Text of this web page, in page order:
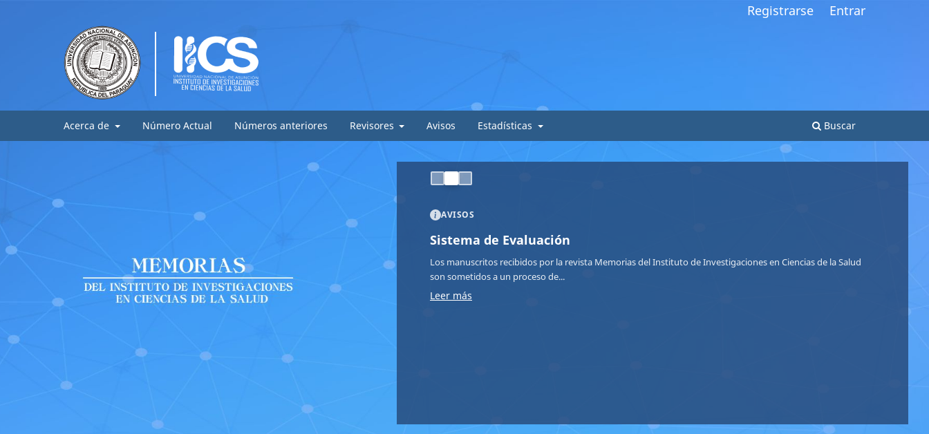
Registrarse Entrar
Acerca de Número Actual Números anteriores Revisores Avisos Estadísticas Buscar
AVISOS
Sistema de Evaluación
Los manuscritos recibidos por la revista Memorias del Instituto de Investigaciones en Ciencias de la Salud
son sometidos a un proceso de...
Leer más